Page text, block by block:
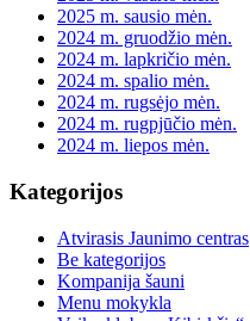
2025 m. sausio mėn.
2024 m. gruodžio mėn.
2024 m. lapkričio mėn.
2024 m. spalio mėn.
2024 m. rugsėjo mėn.
2024 m. rugpjūčio mėn.
2024 m. liepos mėn.
Kategorijos
Atvirasis Jaunimo centras
Be kategorijos
Kompanija šauni
Menu mokykla